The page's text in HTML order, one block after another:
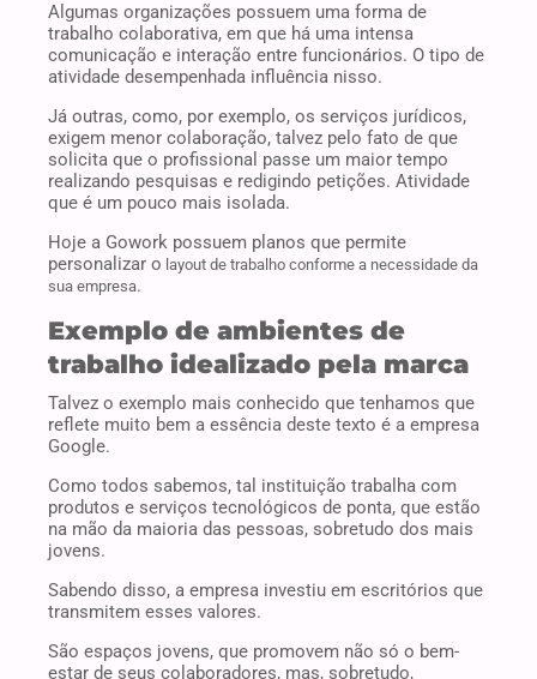
Algumas organizações possuem uma forma de
trabalho colaborativa, em que há uma intensa
comunicação e interação entre funcionários. O tipo de
atividade desempenhada influência nisso.
Já outras, como, por exemplo, os serviços jurídicos,
exigem menor colaboração, talvez pelo fato de que
solicita que o profissional passe um maior tempo
realizando pesquisas e redigindo petições. Atividade
que é um pouco mais isolada.
Hoje a Gowork possuem planos que permite
personalizar o layout de trabalho conforme a necessidade da
sua empresa.
Exemplo de ambientes de
trabalho idealizado pela marca
Talvez o exemplo mais conhecido que tenhamos que
reflete muito bem a essência deste texto é a empresa
Google.
Como todos sabemos, tal instituição trabalha com
produtos e serviços tecnológicos de ponta, que estão
na mão da maioria das pessoas, sobretudo dos mais
jovens.
Sabendo disso, a empresa investiu em escritórios que
transmitem esses valores.
São espaços jovens, que promovem não só o bem-
estar de seus colaboradores, mas, sobretudo,